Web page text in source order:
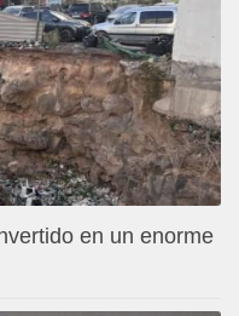
en un enorme